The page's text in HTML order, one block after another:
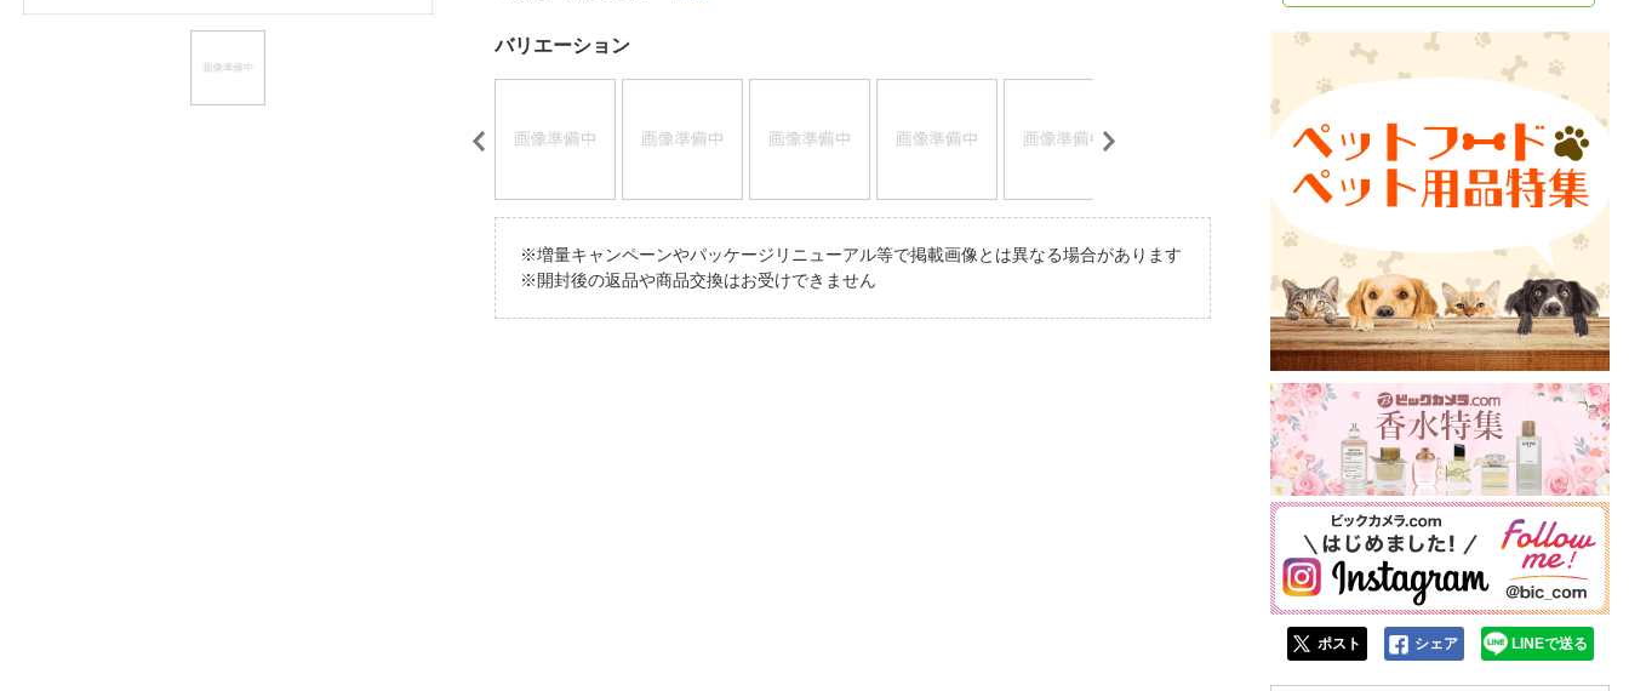
バリエーション
※増量キャンペーンやパッケージリニューアル等で掲載画像とは異なる場合があります
※開封後の返品や商品交換はお受けできません
ポスト シェア LINEで送る